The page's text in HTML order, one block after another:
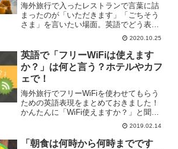
海外旅行で入ったレストランで言葉に詰
まったのが「いただきます」「ごちそう
さま」を言いたい場面。英語でどう表現
すればよいかまとめてみました。2020.10.25
英語で「フリーWiFiは使えます
か？」は何と言う？ホテルやカフ
ェで！
海外旅行でフリーWiFiを使わせてもらう
ための英語表現をまとめておきました！
かんたんに「WiFi使えますか？」と聞く
表現や、パスワードをもらうための言い
2019.02.14
「朝食は何時から何時までです